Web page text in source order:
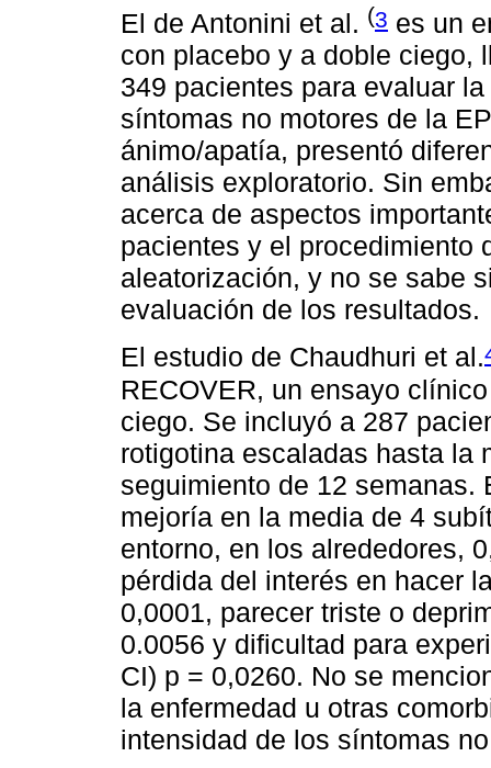
El de Antonini et al. (3 es un
con placebo y a doble ciego,
349 pacientes para evaluar
síntomas no motores de la
ánimo/apatía, presentó
análisis exploratorio. Sin
acerca de aspectos
pacientes y el procedimiento
aleatorización, y no se sabe
evaluación de los resultados.
El estudio de Chaudhuri et al.
RECOVER, un ensayo
ciego. Se incluyó a 287
rotigotina escaladas hasta la
seguimiento de 12 semanas.
mejoría en la media de 4
entorno, en los alrededores,
pérdida del interés en hacer
0,0001, parecer triste o
0.0056 y dificultad para
CI) p = 0,0260. No se
la enfermedad u otras
intensidad de los síntomas